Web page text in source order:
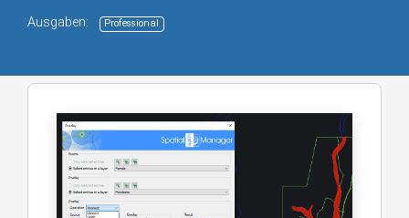
Ausgaben: Professional